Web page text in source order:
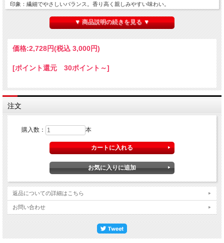
印象：繊細でやさしいバランス。香り高く親しみやすい味わい。
▼ 商品説明の続きを見る ▼
価格:2,728円(税込 3,000円)
[ポイント還元 30ポイント～]
注文
購入数： 本
返品についての詳細はこちら
お問い合わせ